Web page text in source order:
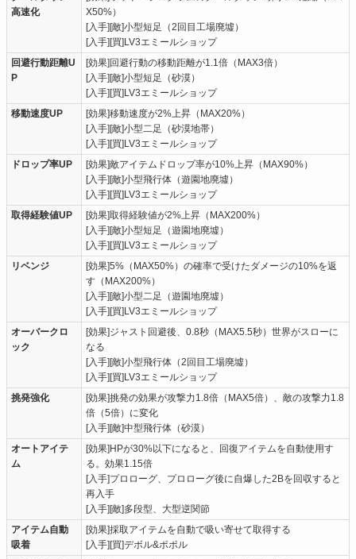
高速化
X50%）
[入手][敵]小型短足（2回目工場廃墟）
[入手][買]LV3エミールショップ
回避行動距離U
P
[効果]回避行動の移動距離が1.1倍（MAX3倍）
[入手][敵]小型短足（砂漠）
[入手][買]LV3エミールショップ
移動速度UP
[効果]移動速度が2%上昇（MAX20%）
[入手][敵]小型二足（砂漠地帯）
[入手][買]LV3エミールショップ
ドロップ率UP
[効果]敵アイテムドロップ率が10%上昇（MAX90%）
[入手][敵]小型飛行体（遊園地廃墟）
[入手][買]LV3エミールショップ
取得経験値UP
[効果]取得経験値が2%上昇（MAX200%）
[入手][敵]小型短足（遊園地廃墟）
[入手][買]LV3エミールショップ
リベンジ
[効果]5%（MAX50%）の確率で受けたダメージの10%を返
す（MAX200%）
[入手][敵]小型二足（遊園地廃墟）
[入手][買]LV3エミールショップ
オーバークロ
ック
[効果]ジャスト回避後、0.8秒（MAX5.5秒）世界がスローに
なる
[入手][敵]小型飛行体（2回目工場廃墟）
[入手][買]LV3エミールショップ
挑発強化
[効果]挑発の効果が攻撃力1.8倍（MAX5倍）、敵の攻撃力1.8
倍（5倍）に変化
[入手][敵]中型飛行体（砂漠）
オートアイテ
ム
[効果]HPが30%以下になると、回復アイテムを自動使用す
る。効果1.15倍
[入手]プロローグ、プロローグ後に自爆した2Bを回収すると
再入手
[入手][敵]多段型、大型逆関節
アイテム自動
吸着
[効果]採取アイテムを自動で吸い寄せて取得する
[入手][買]デボル&ポポル